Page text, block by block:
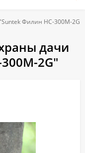
Филин HC-300M-2G"
дачи
2G"